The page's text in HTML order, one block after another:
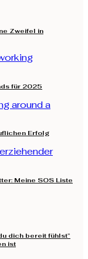
Zweifel in
für 2025
Erfolg
Meine SOS Liste
dich bereit fühlst”
ist